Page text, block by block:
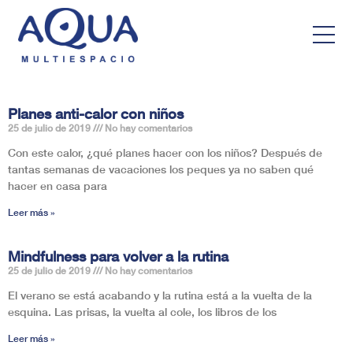
Planes anti-calor con niños
25 de julio de 2019 No hay comentarios
Con este calor, ¿qué planes hacer con los niños? Después de
tantas semanas de vacaciones los peques ya no saben qué
hacer en casa para
Leer más »
Mindfulness para volver a la rutina
25 de julio de 2019 No hay comentarios
El verano se está acabando y la rutina está a la vuelta de la
esquina. Las prisas, la vuelta al cole, los libros de los
Leer más »